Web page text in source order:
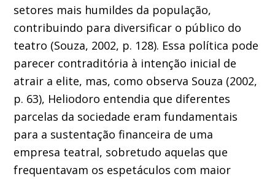
setores mais humildes da população,
contribuindo para diversificar o público do
teatro (Souza, 2002, p. 128). Essa política pode
parecer contraditória à intenção inicial de
atrair a elite, mas, como observa Souza (2002,
p. 63), Heliodoro entendia que diferentes
parcelas da sociedade eram fundamentais
para a sustentação financeira de uma
empresa teatral, sobretudo aquelas que
frequentavam os espetáculos com maior